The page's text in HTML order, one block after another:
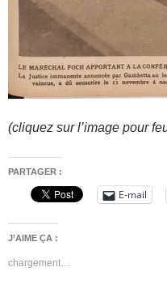
(cliquez sur l’image pour
PARTAGER :
E-mail
J’AIME ÇA :
chargement…